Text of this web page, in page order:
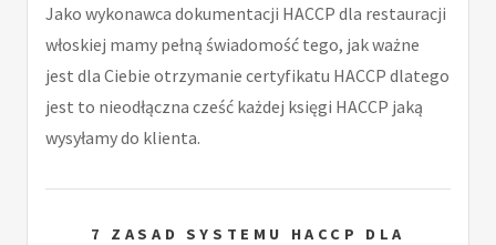
Jako wykonawca dokumentacji HACCP dla restauracji
włoskiej mamy pełną świadomość tego, jak ważne
jest dla Ciebie otrzymanie certyfikatu HACCP dlatego
jest to nieodłączna cześć każdej księgi HACCP jaką
wysyłamy do klienta.
7 ZASAD SYSTEMU HACCP DLA